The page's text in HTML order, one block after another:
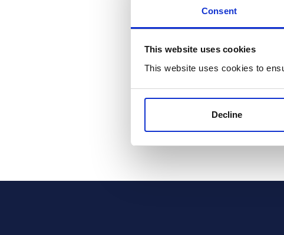
Consent
This website uses cookies
This website uses cookies to
Decline
Yes, I would like to receive
communications.
* Required:
I agree to activate the